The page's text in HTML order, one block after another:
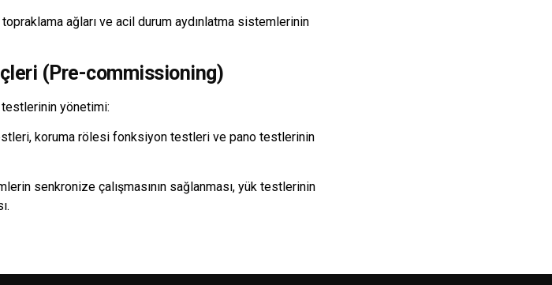
topraklama ağları ve acil durum aydınlatma sistemlerinin
(Pre-commissioning)
yönetimi:
koruma rölesi fonksiyon testleri ve pano testlerinin
senkronize çalışmasının sağlanması, yük testlerinin